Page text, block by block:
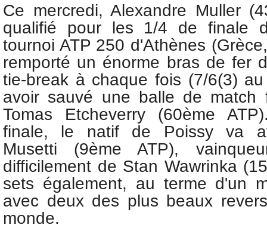
Ce mercredi, Alexandre Muller
qualifié pour les 1/4 de finale
tournoi ATP 250 d'Athènes
remporté un énorme bras de fer
tie-break à chaque fois (7/6(3)
avoir sauvé une balle de match
Tomas Etcheverry (60ème
finale, le natif de Poissy va
Musetti (9ème ATP),
difficilement de Stan Wawrinka
sets également, au terme d'un
avec deux des plus beaux
monde.